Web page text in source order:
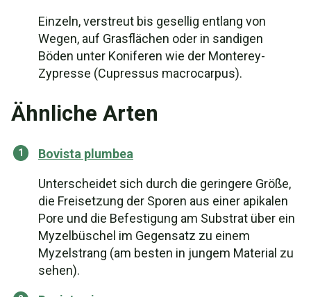
Einzeln, verstreut bis gesellig entlang von
Wegen, auf Grasflächen oder in sandigen
Böden unter Koniferen wie der Monterey-
Zypresse (Cupressus macrocarpus).
Ähnliche Arten
Bovista plumbea
Unterscheidet sich durch die geringere Größe,
die Freisetzung der Sporen aus einer apikalen
Pore und die Befestigung am Substrat über ein
Myzelbüschel im Gegensatz zu einem
Myzelstrang (am besten in jungem Material zu
sehen).